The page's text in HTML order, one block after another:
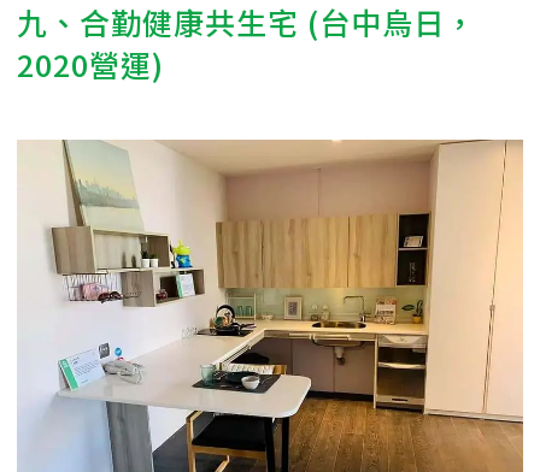
九、合勤健康共生宅 (台中烏日，
2020營運)